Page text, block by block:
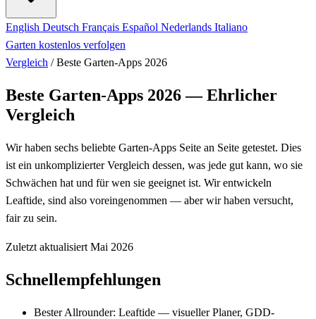
English Deutsch Français Español Nederlands Italiano
Garten kostenlos verfolgen
Vergleich / Beste Garten-Apps 2026
Beste Garten-Apps 2026 — Ehrlicher
Vergleich
Wir haben sechs beliebte Garten-Apps Seite an Seite getestet. Dies
ist ein unkomplizierter Vergleich dessen, was jede gut kann, wo sie
Schwächen hat und für wen sie geeignet ist. Wir entwickeln
Leaftide, sind also voreingenommen — aber wir haben versucht,
fair zu sein.
Zuletzt aktualisiert Mai 2026
Schnellempfehlungen
Bester Allrounder: Leaftide — visueller Planer, GDD-